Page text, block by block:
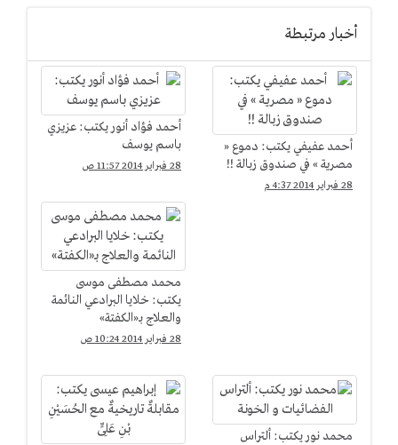
أخبار مرتبطة
أحمد عفيفي يكتب: دموع «
مصرية » في صندوق زبالة !!
28 فبراير 2014 4:37 م
أحمد فؤاد أنور يكتب: عزيزي
باسم يوسف
28 فبراير 2014 11:57 ص
محمد مصطفى موسى
يكتب: خلايا البرادعي النائمة
والعلاج بـ«الكفتة»
28 فبراير 2014 10:24 ص
محمد نور يكتب: ألتراس